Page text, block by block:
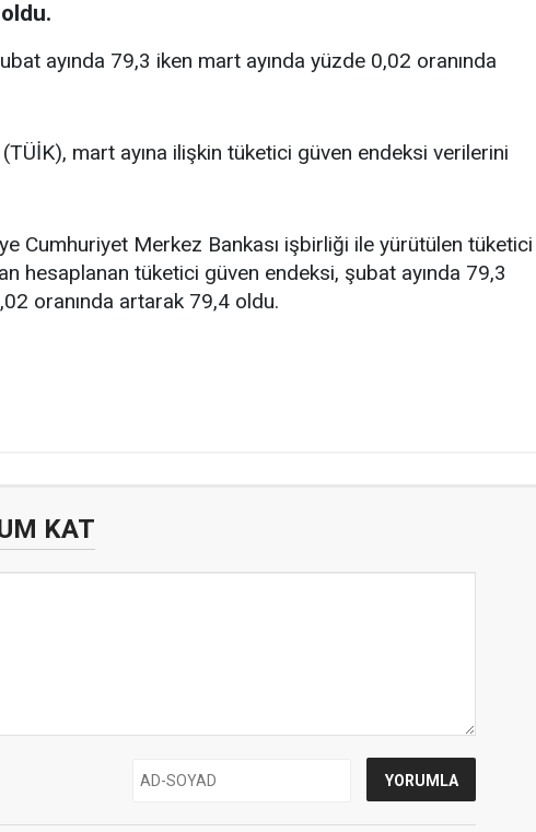
ayında 79,3 iken mart ayında yüzde 0,02 oranında
mart ayına ilişkin tüketici güven endeksi verilerini
Cumhuriyet Merkez Bankası işbirliği ile yürütülen tüketici
hesaplanan tüketici güven endeksi, şubat ayında 79,3
oranında artarak 79,4 oldu.
KAT